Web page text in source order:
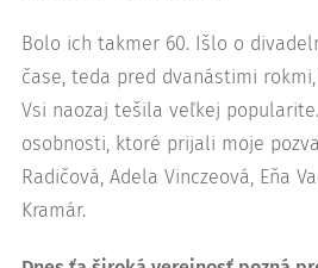
Bolo ich takmer 60. Išlo o
čase, teda pred dvanástimi
Vsi naozaj tešila veľkej
osobnosti, ktoré prijali moje
Radičová, Adela Vinczeová, Eňa
Kramár.